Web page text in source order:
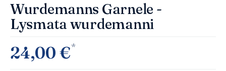
Wurdemanns Garnele -
Lysmata wurdemanni
24,00 €*